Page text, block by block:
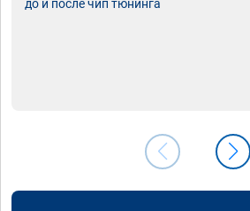
до и после чип тюнинга